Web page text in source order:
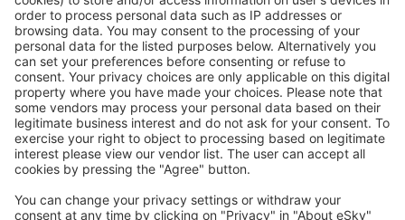
Unterkünfte, die Sie mögen
Wählen Sie aus über 1,3 Millionen Unterkünften: Hotels,
Hütten, Apartments und andere.
Meist gesuchte Unterkünfte von eSky Nutzern
Unterkünfte in der Türkei - Beliebte Städte
Unterkunft in Antalya Unterkunft in Istanbul